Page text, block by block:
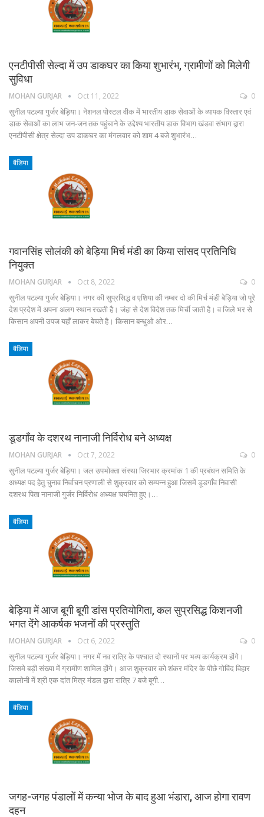
एनटीपीसी सेल्दा में उप डाकघर का किया शुभारंभ, ग्रामीणों को मिलेगी
सुविधा
MOHAN GURJAR Oct 11, 2022 0
सुनील पटल्या गुर्जर बेड़िया। नेशनल पोस्टल वीक में भारतीय डाक सेवाओं के व्यापक विस्तार एवं
डाक सेवाओं का लाभ जन-जन तक पहुंचाने के उद्देश्य भारतीय डाक विभाग खंडवा संभाग द्वारा
एनटीपीसी क्षेत्र सेल्दा उप डाकघर का मंगलवार को शाम 4 बजे शुभारंभ…
बैडिया
गवानसिंह सोलंकी को बेड़िया मिर्च मंडी का किया सांसद प्रतिनिधि
नियुक्त
MOHAN GURJAR Oct 8, 2022 0
सुनील पटल्या गुर्जर बेड़िया। नगर की सुप्रसिद्ध व एशिया की नम्बर दो की मिर्च मंडी बेड़िया जो पूरे
देश प्रदेश में अपना अलग स्थान रखती है। जंहा से देश विदेश तक मिर्ची जाती है। व जिले भर से
किसान अपनी उपज यहाँ लाकर बेचते है। किसान बन्धुओ ओर…
बैडिया
डूडगाँव के दशरथ नानाजी निर्विरोध बने अध्यक्ष
MOHAN GURJAR Oct 7, 2022 0
सुनील पटल्या गुर्जर बेड़िया। जल उपभोक्ता संस्था जिरभार क्रमांक 1 की प्रबंधन समिति के
अध्यक्ष पद हेतु चुनाव निर्वाचन प्रणाली से शुक्रवार को सम्पन्न हुआ जिसमें डूडगाँव निवासी
दशरथ पिता नानाजी गुर्जर निर्विरोध अध्यक्ष चयनित हुए।…
बैडिया
बेड़िया में आज बूगी बूगी डांस प्रतियोगिता, कल सुप्रसिद्ध किशनजी
भगत देंगे आकर्षक भजनों की प्रस्तुति
MOHAN GURJAR Oct 6, 2022 0
सुनील पटल्या गुर्जर बेड़िया। नगर में नव रात्रि के पश्चात दो स्थानों पर भव्य कार्यक्रम होंगे।
जिसमे बड़ी संख्या में ग्रामीण शामिल होंगे। आज शुक्रवार को शंकर मंदिर के पीछे गोविंद विहार
कालोनी में श्री एक दांत मित्र मंडल द्वारा रात्रि 7 बजे बूगी…
बैडिया
जगह-जगह पंडालों में कन्या भोज के बाद हुआ भंडारा, आज होगा रावण
दहन